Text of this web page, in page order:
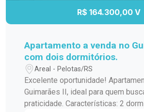
R$ 164.300,00 V
Apartamento a venda no
com dois dormitórios.
Areal - Pelotas/RS
Excelente oportunidade!
Guimarães II, ideal para quem
praticidade. Características: 2 dormitórios 1